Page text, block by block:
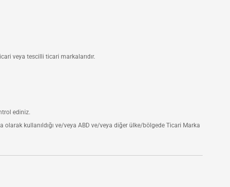
veya tescilli ticari markalarıdır.
ediniz.
kullanıldığı ve/veya ABD ve/veya diğer ülke/bölgede Ticari Marka